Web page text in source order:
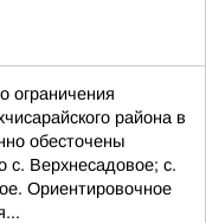
ограничения
района в
обесточены
с. Верхнесадовое; с.
Ориентировочное